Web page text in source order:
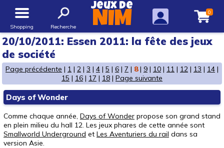
Shopping Recherche
Jeux de
NIM 0
20/10/2011: Essen 2011: la fête des jeux
de société
Page précédente | 1 | 2 | 3 | 4 | 5 | 6 | 7 | 8| 9 | 10 | 11 | 12 | 13 | 14 |
15 | 16 | 17 | 18 | Page suivante
Days of Wonder
Comme chaque année, Days of Wonder propose son grand stand
en plein milieu du hall 12. Les jeux phares de cette année sont
Smallworld Underground et Les Aventuriers du rail dans sa
version Asie.